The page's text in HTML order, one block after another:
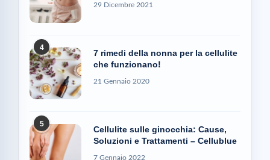
29 Dicembre 2021
4
7 rimedi della nonna per la cellulite
che funzionano!
21 Gennaio 2020
5
Cellulite sulle ginocchia: Cause,
Soluzioni e Trattamenti – Cellublue
7 Gennaio 2022